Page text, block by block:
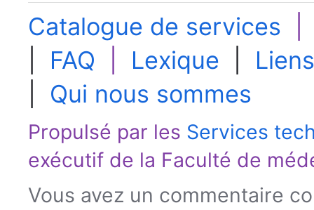
Catalogue de services
FAQ Lexique
Qui nous sommes
Propulsé par les Services
exécutif de la Faculté de
Vous avez un commentaire